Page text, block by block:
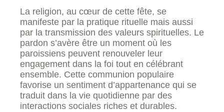
La religion, au cœur de cette fête, se
manifeste par la pratique rituelle mais aussi
par la transmission des valeurs spirituelles. Le
pardon s’avère être un moment où les
paroissiens peuvent renouveler leur
engagement dans la foi tout en célébrant
ensemble. Cette communion populaire
favorise un sentiment d’appartenance qui se
traduit dans la vie quotidienne par des
interactions sociales riches et durables.